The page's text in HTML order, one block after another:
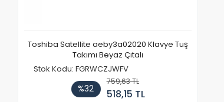
Toshiba Satellite aeby3a02020 Klavye Tuş
Takımı Beyaz Çıtalı
Stok Kodu: FGRWCZJWFV
%32
759,63 TL
518,15 TL